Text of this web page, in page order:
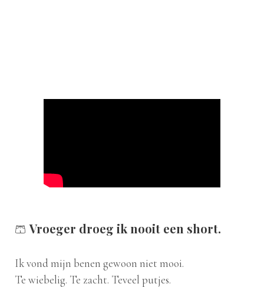
🩳Vroeger droeg ik nooit een short.
Ik vond mijn benen gewoon niet mooi.
Te wiebelig. Te zacht. Teveel putjes.